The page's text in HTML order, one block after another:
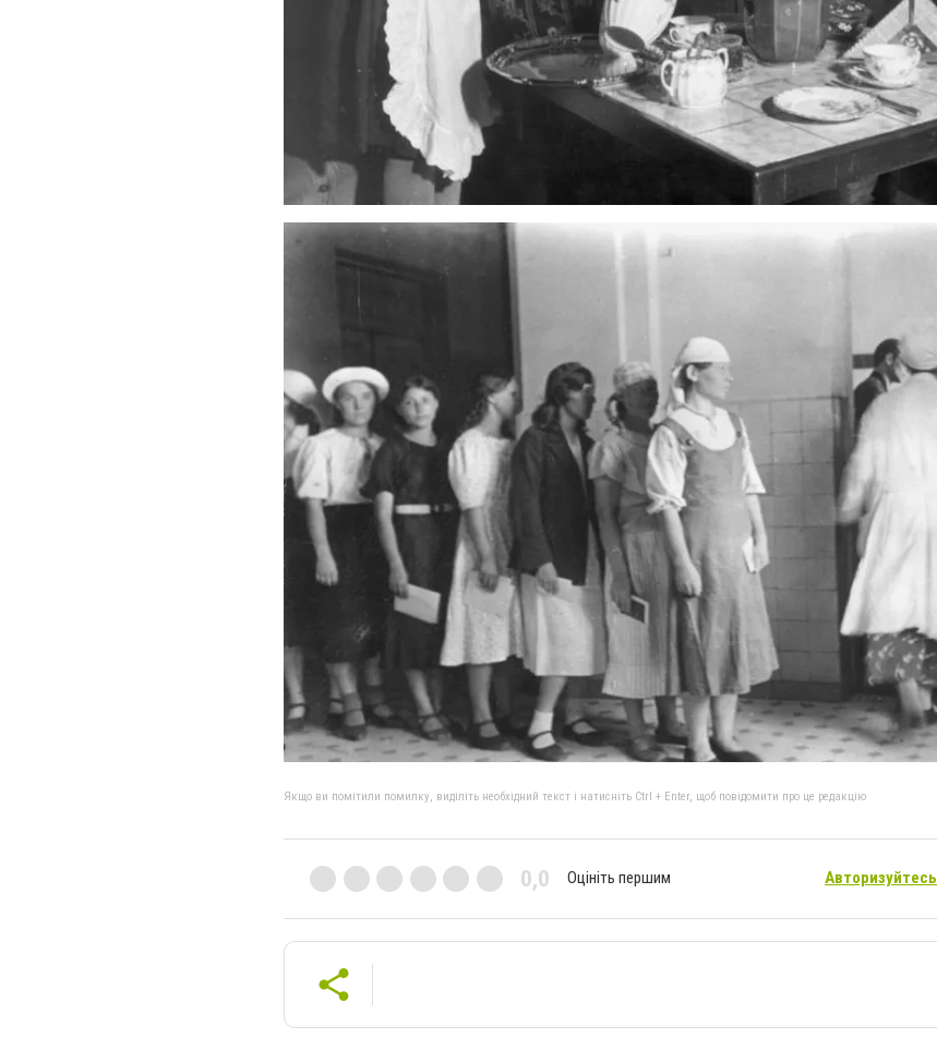
Якщо ви помітили помилку, виділіть необхідний текст і натисніть Ctrl + Enter, щоб повідомити про це редакцію
0,0 Оцініть першим Авторизуйтесь